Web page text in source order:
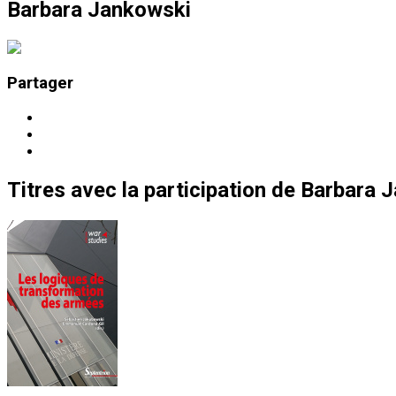
Barbara Jankowski
Partager
Titres avec la participation de Barbara